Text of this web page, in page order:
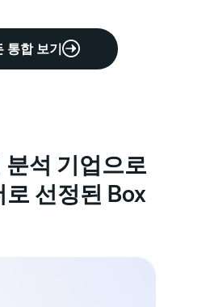
통합 보기
분석 기업으로
로 선정된 Box